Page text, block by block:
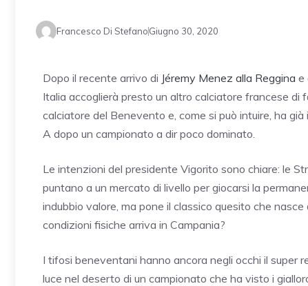
Francesco Di StefanoGiugno 30, 2020
Dopo il recente arrivo di Jéremy Menez alla Reggina e
Italia accoglierà presto un altro calciatore francese di
calciatore del Benevento e, come si può intuire, ha
A dopo un campionato a dir poco dominato.
Le intenzioni del presidente Vigorito sono chiare: le
puntano a un mercato di livello per giocarsi la
indubbio valore, ma pone il classico quesito che
condizioni fisiche arriva in Campania?
I tifosi beneventani hanno ancora negli occhi il super
luce nel deserto di un campionato che ha visto i